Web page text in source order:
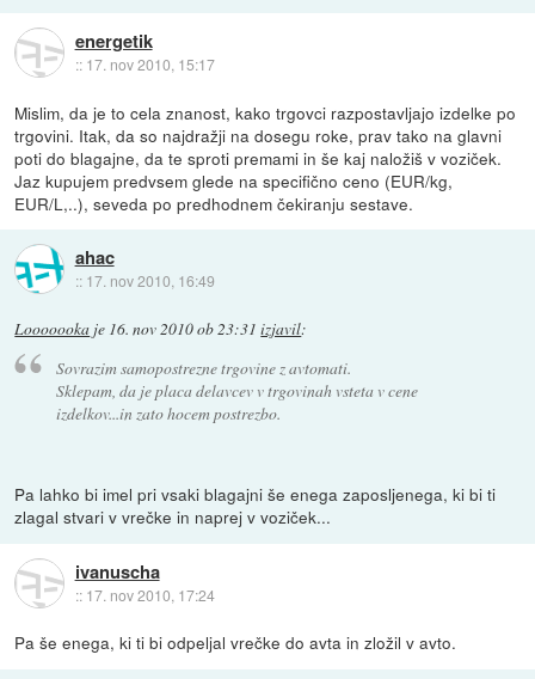
energetik
:: 17. nov 2010, 15:17
Mislim, da je to cela znanost, kako trgovci razpostavljajo izdelke po
trgovini. Itak, da so najdražji na dosegu roke, prav tako na glavni
poti do blagajne, da te sproti premami in še kaj naložiš v voziček.
Jaz kupujem predvsem glede na specifično ceno (EUR/kg,
EUR/L,..), seveda po predhodnem čekiranju sestave.
ahac
:: 17. nov 2010, 16:49
Looooooka je 16. nov 2010 ob 23:31 izjavil:
Sovrazim samopostrezne trgovine z avtomati.
Sklepam, da je placa delavcev v trgovinah vsteta v cene
izdelkov...in zato hocem postrezbo.
Pa lahko bi imel pri vsaki blagajni še enega zaposljenega, ki bi ti
zlagal stvari v vrečke in naprej v voziček...
ivanuscha
:: 17. nov 2010, 17:24
Pa še enega, ki ti bi odpeljal vrečke do avta in zložil v avto.